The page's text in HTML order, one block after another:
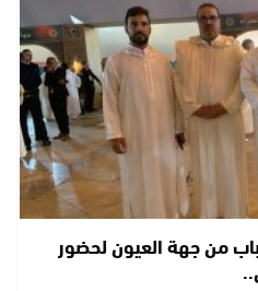
من جهة العيون لحضور